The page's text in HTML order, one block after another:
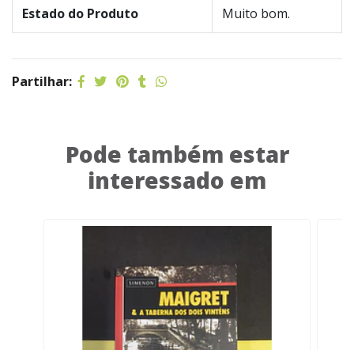
Estado do Produto Muito bom.
Partilhar:
Pode também estar
interessado em